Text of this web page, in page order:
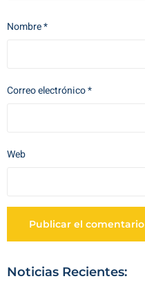
Nombre*
Correo electrónico*
Web
Noticias Recientes: